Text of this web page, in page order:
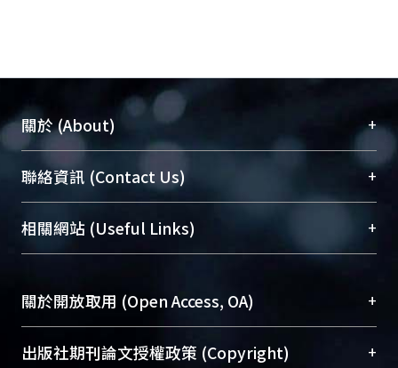
關於 (About) +
臺大位居世界頂尖大學之列，為永久珍藏及向國際
展現本校豐碩的研究成果及學術能量，圖書館整合
機構典藏（NTUR）與學術庫（AH）不同功能平
台，成為臺大學術典藏NTU scholars。期能整合研
究能量、促進交流合作、保存學術產出、推廣研究
成果。
To permanently archive and promote researcher
profiles and scholarly works, Library integrates the
聯絡資訊 (Contact Us) +
總館學科館員(Main Library)
醫學圖書館學科館員(Medical Library)
Sciences Library)
相關網站 (Useful Links) +
關於開放取用 (Open Access, OA) +
開放取用是從使用者角度提升資訊取用性的社會運
出版社期刊論文授權政策 (Copyright) +